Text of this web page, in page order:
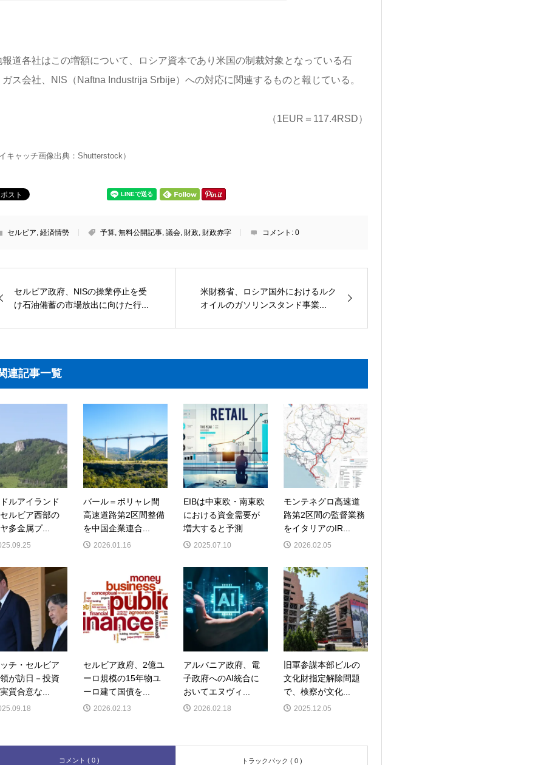
報道各社はこの増額について、ロシア資本であり米国の制裁対象となっている石
ガス会社、NIS（Naftna Industrija Srbije）への対応に関連するものと報じている。
（1EUR＝117.4RSD）
イキャッチ画像出典：Shutterstock）
セルビア, 経済情勢 予算, 無料公開記事, 議会, 財政, 財政赤字 コメント: 0
セルビア政府、NISの操業停止を受
け石油備蓄の市場放出に向けた行...
米財務省、ロシア国外におけるルク
オイルのガソリンスタンド事業...
連記事一覧
ルアイランド
ルビア西部の
多金属プ...
バール＝ボリャレ間
高速道路第2区間整備
を中国企業連合...
2026.01.16
EIBは中東欧・南東欧
における資金需要が
増大すると予測
2025.07.10
モンテネグロ高速道
路第2区間の監督業務
をイタリアのIR...
2026.02.05
チ・セルビア
が訪日－投資
質合意な...
セルビア政府、2億ユ
ーロ規模の15年物ユ
ーロ建て国債を...
2026.02.13
アルバニア政府、電
子政府へのAI統合に
おいてエヌヴィ...
2026.02.18
旧軍参謀本部ビルの
文化財指定解除問題
で、検察が文化...
2025.12.05
コメント ( 0 ) トラックバック ( 0 )